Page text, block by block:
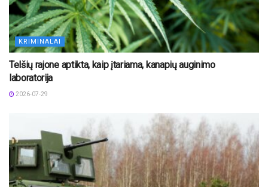
KRIMINALAI
Telšių rajone aptikta, kaip įtariama, kanapių auginimo
laboratorija
2026-07-29